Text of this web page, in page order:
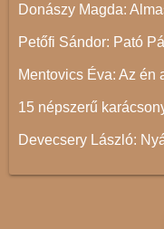
Donászy Magda:
Petőfi Sándor: Pató
Mentovics Éva: Az én
15 népszerű
Devecsery László: